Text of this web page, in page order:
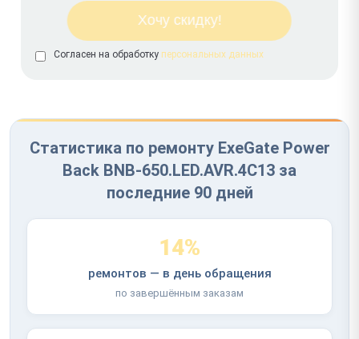
Согласен на обработку персональных данных
Статистика по ремонту ExeGate Power
Back BNB-650.LED.AVR.4C13 за
последние 90 дней
14%
ремонтов — в день обращения
по завершённым заказам